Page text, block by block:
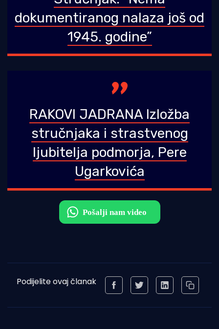
dokumentiranog nalaza još od
1945. godine”
RAKOVI JADRANA Izložba
stručnjaka i strastvenog
ljubitelja podmorja, Pere
Ugarkovića
Podijelite ovaj članak